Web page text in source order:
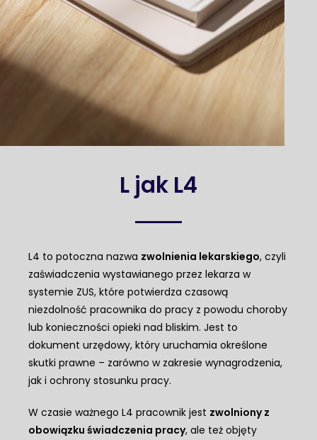
L jak L4
L4 to potoczna nazwa zwolnienia lekarskiego, czyli
zaświadczenia wystawianego przez lekarza w
systemie ZUS, które potwierdza czasową
niezdolność pracownika do pracy z powodu choroby
lub konieczności opieki nad bliskim. Jest to
dokument urzędowy, który uruchamia określone
skutki prawne – zarówno w zakresie wynagrodzenia,
jak i ochrony stosunku pracy.
W czasie ważnego L4 pracownik jest zwolniony z
obowiązku świadczenia pracy, ale też objęty